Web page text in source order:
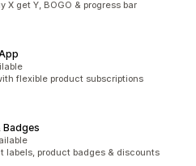
X get Y, BOGO & progress bar
flexible product subscriptions
Badges
labels, product badges & discounts